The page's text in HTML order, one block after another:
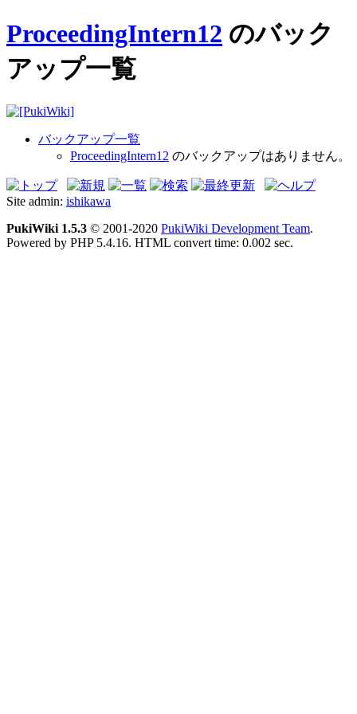
ProceedingIntern12 のバック
アップ一覧
バックアップ一覧
ProceedingIntern12 のバックアップはありません。
Site admin: ishikawa
PukiWiki 1.5.3 © 2001-2020 PukiWiki Development Team.
Powered by PHP 5.4.16. HTML convert time: 0.002 sec.